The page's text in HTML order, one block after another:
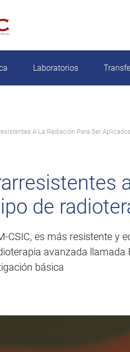
Laboratorios
A La Radiación Para Ser
de
CSIC, es más resistente
avanzada
básica